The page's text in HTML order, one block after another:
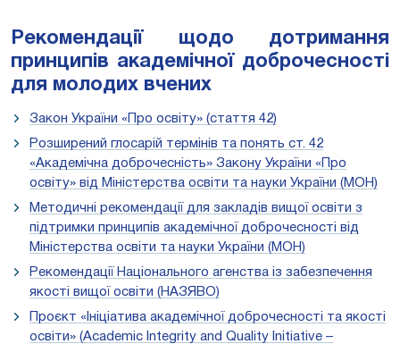
Рекомендації щодо дотримання
принципів академічної доброчесності
для молодих вчених
Закон України «Про освіту» (стаття 42)
Розширений глосарій термінів та понять ст. 42
«Академічна доброчесність» Закону України «Про
освіту» від Міністерства освіти та науки України (МОН)
Методичні рекомендації для закладів вищої освіти з
підтримки принципів академічної доброчесності від
Міністерства освіти та науки України (МОН)
Рекомендації Національного агенства із забезпечення
якості вищої освіти (НАЗЯВО)
Проєкт «Ініціатива академічної доброчесності та якості
освіти» (Academic Integrity and Quality Initiative –